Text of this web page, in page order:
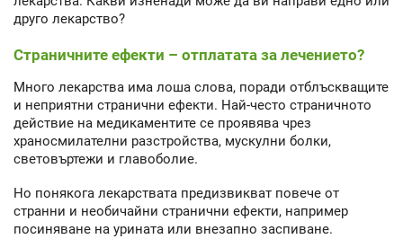
друго лекарство?
Страничните ефекти – отплатата за лечението?
Много лекарства има лоша слова, поради отблъскващите
и неприятни странични ефекти. Най-често страничното
действие на медикаментите се проявява чрез
храносмилателни разстройства, мускулни болки,
световъртежи и главоболие.
Но понякога лекарствата предизвикват повече от
странни и необичайни странични ефекти, например
посиняване на урината или внезапно заспиване.